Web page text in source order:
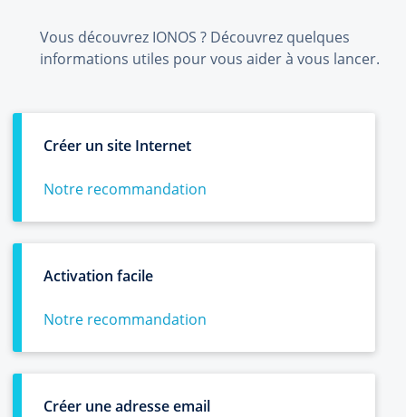
Vous découvrez IONOS ? Découvrez quelques
informations utiles pour vous aider à vous lancer.
Créer un site Internet
Notre recommandation
Activation facile
Notre recommandation
Créer une adresse email